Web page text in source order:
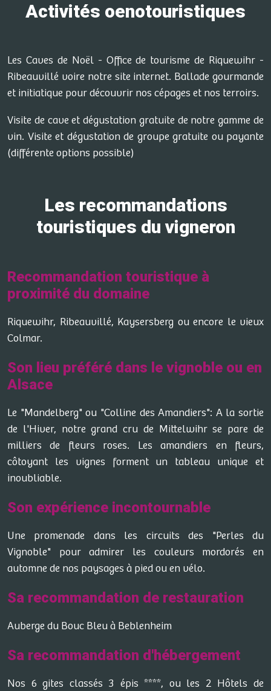
Activités oenotouristiques
Les Caves de Noël - Office de tourisme de Riquewihr -
Ribeauvillé voire notre site internet. Ballade gourmande
et initiatique pour découvrir nos cépages et nos terroirs.
Visite de cave et dégustation gratuite de notre gamme de
vin. Visite et dégustation de groupe gratuite ou payante
(différente options possible)
Les recommandations
touristiques du vigneron
Recommandation touristique à
proximité du domaine
Riquewihr, Ribeauvillé, Kaysersberg ou encore le vieux
Colmar.
Son lieu préféré dans le vignoble ou en
Alsace
Le "Mandelberg" ou "Colline des Amandiers": A la sortie
de l'Hiver, notre grand cru de Mittelwihr se pare de
milliers de fleurs roses. Les amandiers en fleurs,
côtoyant les vignes forment un tableau unique et
inoubliable.
Son expérience incontournable
Une promenade dans les circuits des "Perles du
Vignoble" pour admirer les couleurs mordorés en
automne de nos paysages à pied ou en vélo.
Sa recommandation de restauration
Auberge du Bouc Bleu à Beblenheim
Sa recommandation d'hébergement
Nos 6 gites classés 3 épis ****, ou les 2 Hôtels de